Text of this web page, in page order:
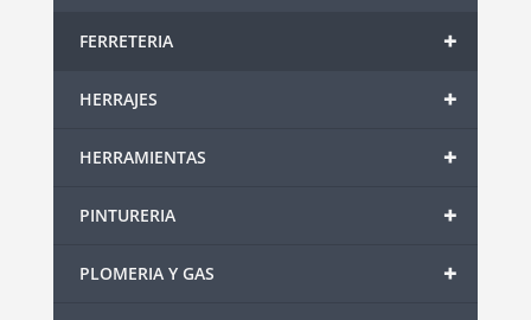
+
FERRETERIA
+
HERRAJES
+
HERRAMIENTAS
+
PINTURERIA
+
PLOMERIA Y GAS